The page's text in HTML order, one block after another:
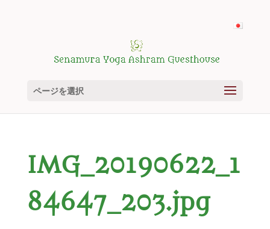
ページを選択
IMG_20190622_1
84647_203.jpg